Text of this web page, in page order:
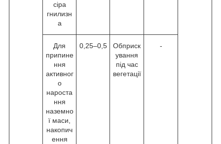
сіра
гнилизн
а
Для
припине
ння
активног
о
нароста
ння
наземно
ї маси,
накопич
ення
0,25–0,5
Обприск
ування
під час
вегетації
-